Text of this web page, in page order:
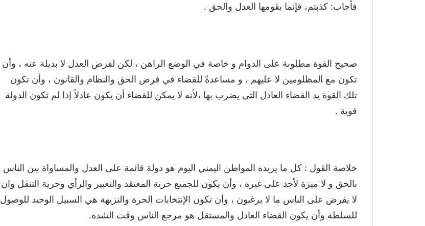
فأجاب: كذبتم، فإنما يقومها العدل والحق .
صحيح القوة مطلوبة على الدوام و خاصة في الوضع الراهن ، لكن لفرض العدل لا بديلة عنه ، وأن
تكون مع المظلومين لا عليهم ، و مساعدةً للقضاء في فرض الحق والنظام والقانون ، وأن تكون
تلك القوة يد القضاء العادل التي يضرب بها ،لأنه لا يمكن للقضاء أن يكون عادلاً إذا لم تكون الدولة
قوية .
خلاصة القول : كل ما يريده المواطن اليمني اليوم هو دولة قائمة على العدل والمساواة بين الناس
بالحق و لا ميزة لأحد على غيره ، وأن يكون للجميع حرية المعتقد والتعبير والرأي وحرية التنقل وان
لا يفرض على الناس ما لا يرغبون ، وأن تكون الإنتخابات الحرة والنزيهة هي السبيل الوحيد للوصول
للسلطة وأن يكون القضاء العادل والمستقل هو مرجع الناس وقت الشدة.